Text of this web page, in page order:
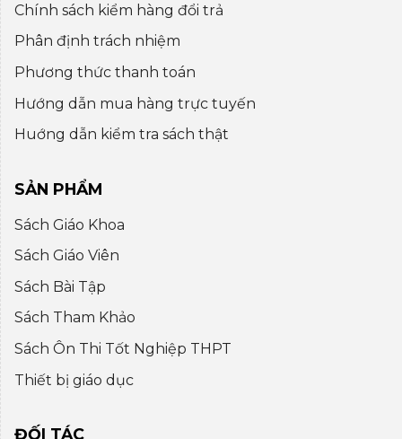
Chính sách kiểm hàng đổi trả
Phân định trách nhiệm
Phương thức thanh toán
Hướng dẫn mua hàng trực tuyến
Huớng dẫn kiểm tra sách thật
SẢN PHẨM
Sách Giáo Khoa
Sách Giáo Viên
Sách Bài Tập
Sách Tham Khảo
Sách Ôn Thi Tốt Nghiệp THPT
Thiết bị giáo dục
ĐỐI TÁC